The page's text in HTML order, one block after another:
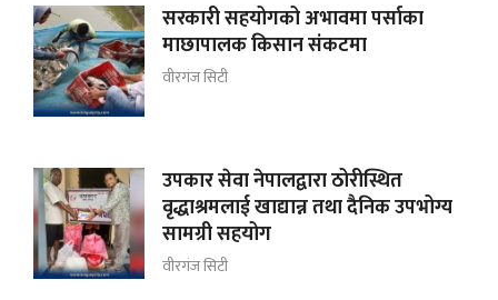
सरकारी सहयोगको अभावमा पर्साका
माछापालक किसान संकटमा
वीरगंज सिटी
उपकार सेवा नेपालद्वारा ठोरीस्थित
वृद्धाश्रमलाई खाद्यान्न तथा दैनिक उपभोग्य
सामग्री सहयोग
वीरगंज सिटी